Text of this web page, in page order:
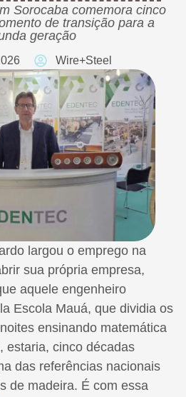
Sorocaba comemora cinco
de transição para a
geração
Wire+Steel
largou o emprego na
sua própria empresa,
aquele engenheiro
Escola Mauá, que dividia os
ensinando matemática
estaria, cinco décadas
das referências nacionais
de madeira. É com essa